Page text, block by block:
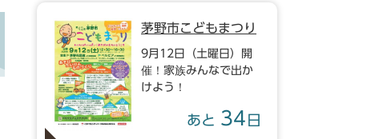
茅野市こどもまつり
9月12日（土曜日）開
催！家族みんなで出か
けよう！
あと 34 日